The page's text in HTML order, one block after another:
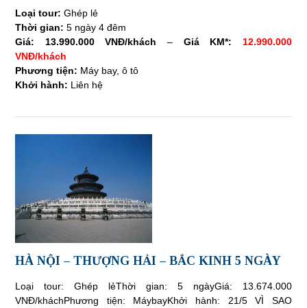
Loại tour: Ghép lẻ
Thời gian: 5 ngày 4 đêm
Giá:
13.990.000 VNĐ/khách – Giá KM*:
12.990.000
VNĐ/khách
Phương tiện: Máy bay, ô tô
Khởi hành: Liên hệ
HÀ NỘI – THƯỢNG HẢI – BẮC KINH 5 NGÀY
Loại tour: Ghép lẻThời gian: 5 ngàyGiá: 13.674.000
VNĐ/kháchPhương tiện: MáybayKhởi hành: 21/5 VÌ SAO